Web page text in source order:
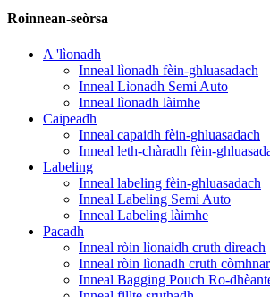
Roinnean-seòrsa
A 'lìonadh
Inneal lìonadh fèin-ghluasadach
Inneal Lìonadh Semi Auto
Inneal lìonadh làimhe
Caipeadh
Inneal capaidh fèin-ghluasadach
Inneal leth-chàradh fèin-
Labeling
Inneal labeling fèin-ghluasadach
Inneal Labeling Semi Auto
Inneal Labeling làimhe
Pacadh
Inneal ròin lìonaidh cruth dìreach
Inneal ròin lìonadh cruth
Inneal Bagging Pouch Ro-